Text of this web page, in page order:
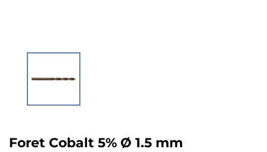
Foret Cobalt 5% Ø 1.5 mm